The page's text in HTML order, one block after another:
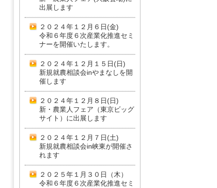
出展します
２０２４年１２月６日(金)
令和６年度６次産業化推進セミ
ナーを開催いたします。
２０２４年１２月１５日(日)
新規就農相談会inやまなしを開
催します
２０２４年１２月８日(日)
新・農業人フェア（東京ビッグ
サイト）に出展します
２０２４年１２月７日(土)
新規就農相談会in峡東が開催さ
れます
２０２５年１月３０日（木）
令和６年度６次産業化推進セミ